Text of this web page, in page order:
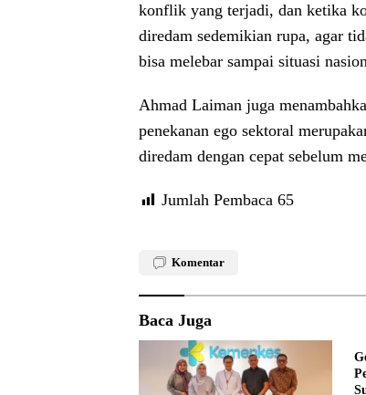
konflik yang terjadi, dan ketika
diredam sedemikian rupa, agar
bisa melebar sampai situasi
Ahmad Laiman juga
penekanan ego sektoral
diredam dengan cepat sebelum
Jumlah Pembaca 65
Komentar
Baca Juga